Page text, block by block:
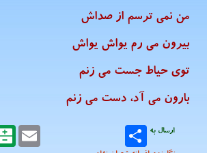
من نمی ترسم از صداش
بیرون می رم یواش یواش
توی حیاط جست می زنم
بارون می آد، دست می زنم
ارسال به
Email